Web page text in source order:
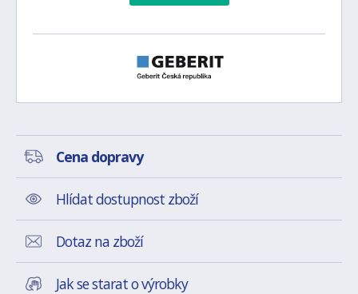
Cena dopravy
Hlídat dostupnost zboží
Dotaz na zboží
Jak se starat o výrobky